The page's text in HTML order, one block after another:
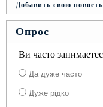
Добавить свою новость
Опрос
Ви часто
Да дуже часто
Дуже рідко